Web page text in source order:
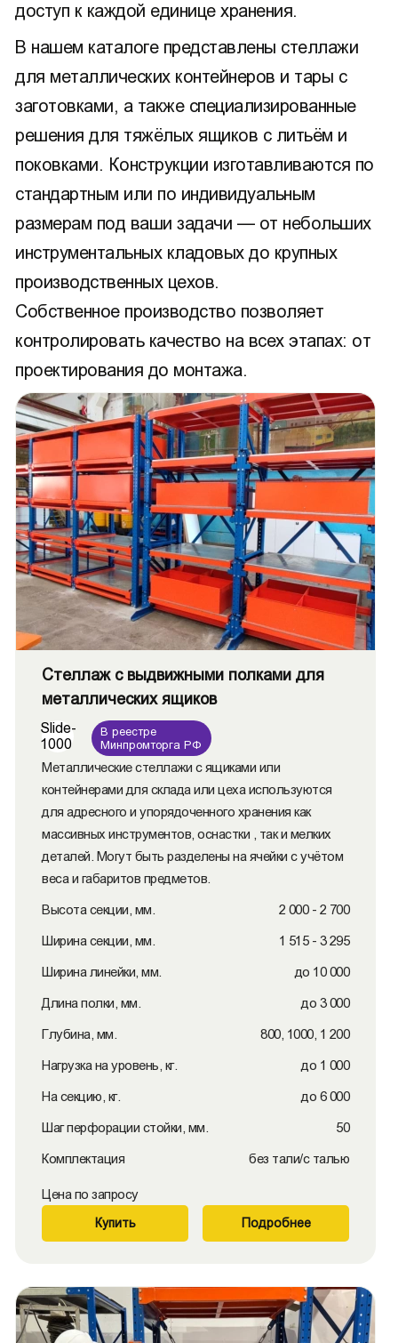
доступ к каждой единице хранения.
В нашем каталоге представлены стеллажи
для металлических контейнеров и тары с
заготовками, а также специализированные
решения для тяжёлых ящиков с литьём и
поковками. Конструкции изготавливаются по
стандартным или по индивидуальным
размерам под ваши задачи — от небольших
инструментальных кладовых до крупных
производственных цехов.
Собственное производство позволяет
контролировать качество на всех этапах: от
проектирования до монтажа.
Стеллаж с выдвижными полками для
металлических ящиков
Slide-
1000
В реестре
Минпромторга РФ
Металлические стеллажи с ящиками или
контейнерами для склада или цеха используются
для адресного и упорядоченного хранения как
массивных инструментов, оснастки , так и мелких
деталей. Могут быть разделены на ячейки с учётом
веса и габаритов предметов.
Высота секции, мм. 2 000 - 2 700
Ширина секции, мм. 1 515 - 3 295
Ширина линейки, мм. до 10 000
Длина полки, мм. до 3 000
Глубина, мм. 800, 1000, 1 200
Нагрузка на уровень, кг. до 1 000
На секцию, кг. до 6 000
Шаг перфорации стойки, мм. 50
Комплектация без тали/с талью
Цена по запросу
Купить Подробнее